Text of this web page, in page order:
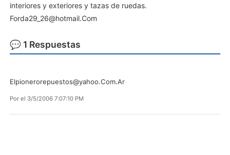
interiores y exteriores y tazas de ruedas.
Forda29_26@hotmail.Com
💬 1 Respuestas
Elpionerorepuestos@yahoo.Com.Ar
Por el 3/5/2006 7:07:10 PM